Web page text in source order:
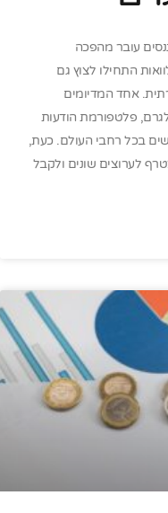
עובר מהפכה
התחילו לצוץ גם
אחד המדיומים
פלטפורמת הודעות
בכל רחבי העולם. כעת,
לערוצים שונים ולקבל